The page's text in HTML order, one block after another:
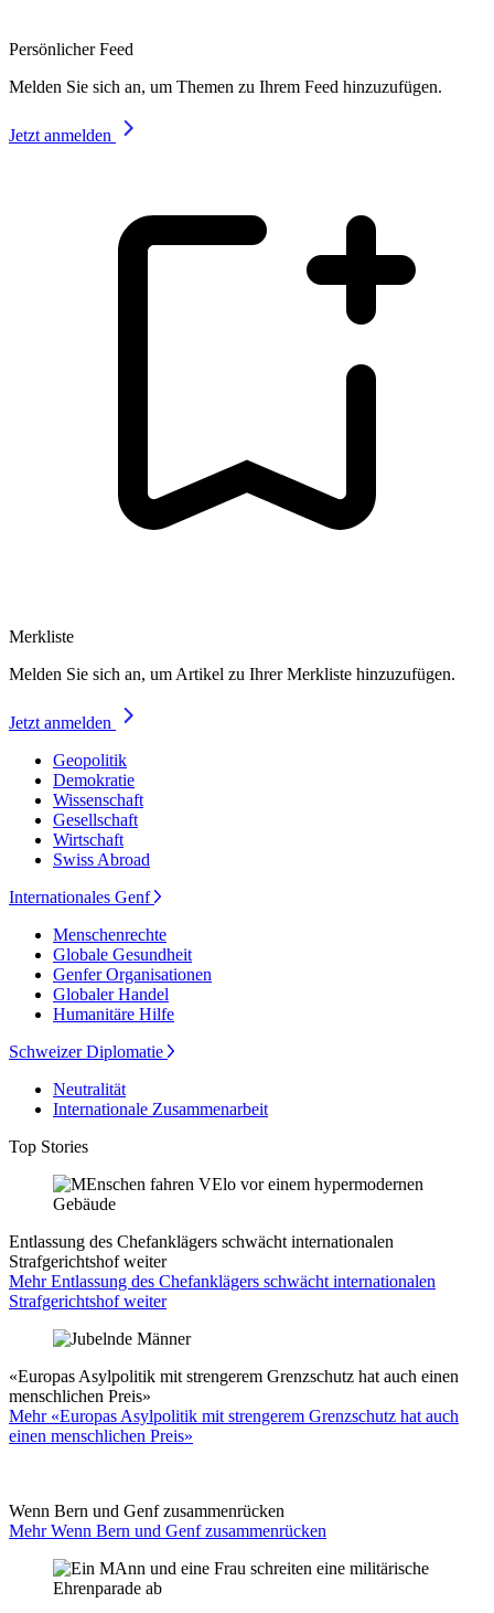
Persönlicher Feed
Melden Sie sich an, um Themen zu Ihrem Feed hinzuzufügen.
Jetzt anmelden
Merkliste
Melden Sie sich an, um Artikel zu Ihrer Merkliste hinzuzufügen.
Jetzt anmelden
Geopolitik
Demokratie
Wissenschaft
Gesellschaft
Wirtschaft
Swiss Abroad
Internationales Genf
Menschenrechte
Globale Gesundheit
Genfer Organisationen
Globaler Handel
Humanitäre Hilfe
Schweizer Diplomatie
Neutralität
Internationale Zusammenarbeit
Top Stories
Entlassung des Chefanklägers schwächt internationalen
Strafgerichtshof weiter
Mehr Entlassung des Chefanklägers schwächt internationalen
Strafgerichtshof weiter
«Europas Asylpolitik mit strengerem Grenzschutz hat auch einen
menschlichen Preis»
Mehr «Europas Asylpolitik mit strengerem Grenzschutz hat auch
einen menschlichen Preis»
Wenn Bern und Genf zusammenrücken
Mehr Wenn Bern und Genf zusammenrücken